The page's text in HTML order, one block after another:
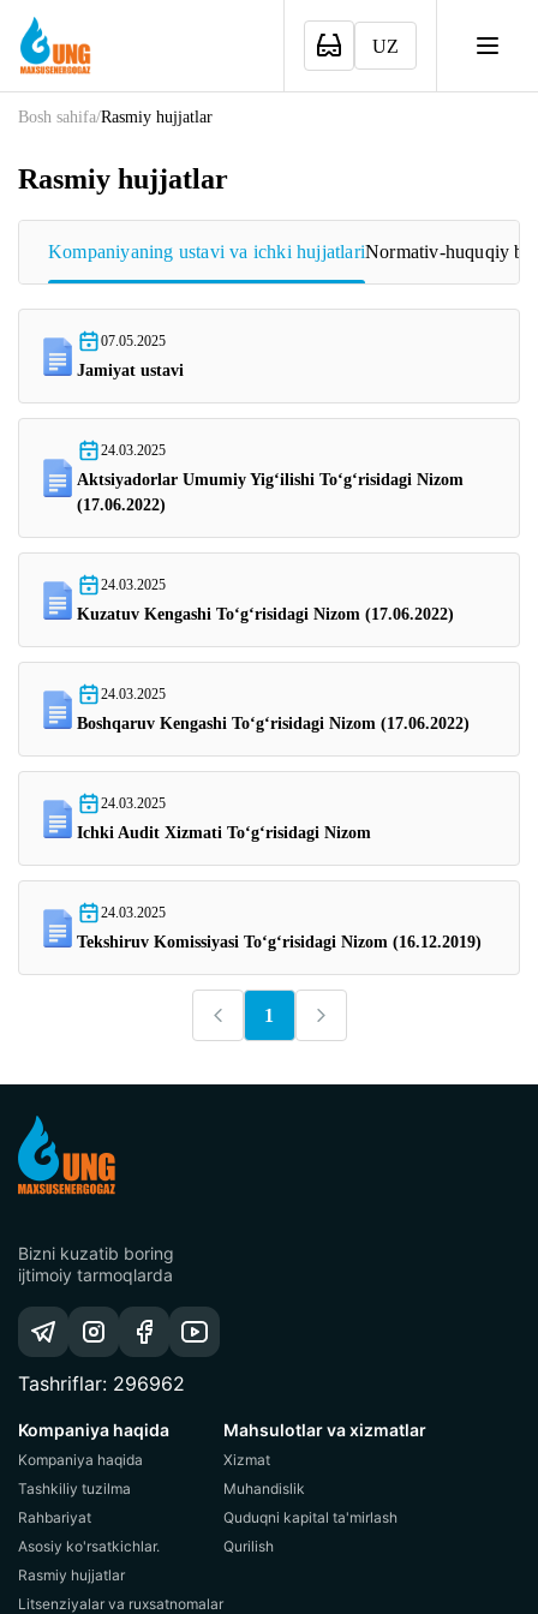
UZ
Bosh sahifa/Rasmiy hujjatlar
Rasmiy hujjatlar
Kompaniyaning ustavi va ichki hujjatlariNormativ-huquqiy
07.05.2025
Jamiyat ustavi
24.03.2025
Aktsiyadorlar Umumiy Yigʻilishi Toʻgʻrisidagi Nizom
(17.06.2022)
24.03.2025
Kuzatuv Kengashi Toʻgʻrisidagi Nizom (17.06.2022)
24.03.2025
Boshqaruv Kengashi Toʻgʻrisidagi Nizom (17.06.2022)
24.03.2025
Ichki Audit Xizmati Toʻgʻrisidagi Nizom
24.03.2025
Tekshiruv Komissiyasi Toʻgʻrisidagi Nizom (16.12.2019)
1
Bizni kuzatib boring
ijtimoiy tarmoqlarda
Tashriflar: 296962
Kompaniya haqida
Kompaniya haqida
Tashkiliy tuzilma
Rahbariyat
Asosiy ko'rsatkichlar.
Rasmiy hujjatlar
Litsenziyalar va ruxsatnomalar
Mahsulotlar va xizmatlar
Xizmat
Muhandislik
Quduqni kapital ta'mirlash
Qurilish